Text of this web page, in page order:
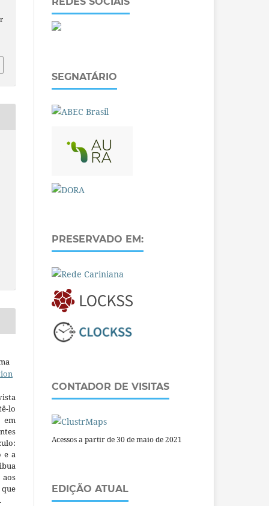
lo
em
e a
SEGNATÁRIO
PRESERVADO EM:
CONTADOR DE VISITAS
Acessos a partir de 30 de maio de 2021
EDIÇÃO ATUAL